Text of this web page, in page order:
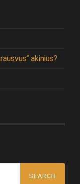
akinius?